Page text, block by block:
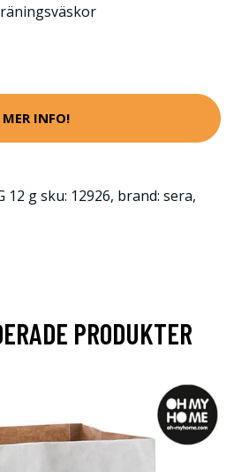
MER INFO!
12 g sku: 12926, brand: sera,
PRODUKTER